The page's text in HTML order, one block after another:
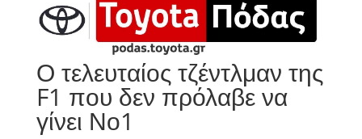
Ο τελευταίος τζέντλμαν της
F1 που δεν πρόλαβε να
γίνει Νο1